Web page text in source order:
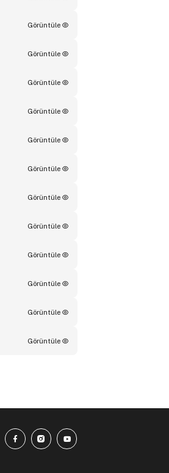
Görüntüle
Görüntüle
Görüntüle
Görüntüle
Görüntüle
Görüntüle
Görüntüle
Görüntüle
Görüntüle
Görüntüle
Görüntüle
Görüntüle